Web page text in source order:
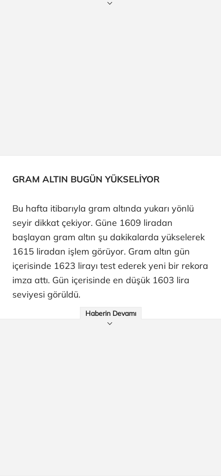
GRAM ALTIN BUGÜN YÜKSELİYOR
Bu hafta itibarıyla gram altında yukarı yönlü
seyir dikkat çekiyor. Güne 1609 liradan
başlayan gram altın şu dakikalarda yükselerek
1615 liradan işlem görüyor. Gram altın gün
içerisinde 1623 lirayı test ederek yeni bir rekora
imza attı. Gün içerisinde en düşük 1603 lira
seviyesi görüldü.
Haberin Devamı